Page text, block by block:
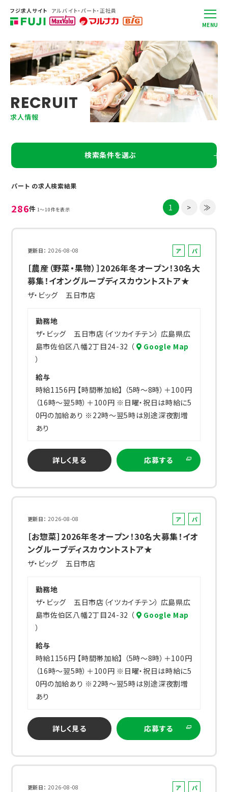
MENU
フジ求人サイト アルバイト・パート・正社員
RECRUIT
求人情報
検索条件を選ぶ
パート の求人検索結果
286件 1～10件を表示 1 > ≫
更新日 2026-08-08
ア
バ
イ
パ
ト
［農産（野菜・果物）］2026年冬オープン！30名大
募集！イオングループディスカウントストア★
ザ・ビッグ 五日市店
勤務地
ザ・ビッグ 五日市店（イツカイチテン） 広島県広
島市佐伯区八幡2丁目24-32 （
Google Map
）
給与
時給1156円 【時間帯加給】 （5時～8時）＋100円
（16時～翌5時）＋100円 ※日曜・祝日は時給に5
0円の加給あり ※22時～翌5時は別途深夜割増
あり
詳しく見る 応募する
更新日 2026-08-08
ア
バ
パ
ト
［お惣菜］2026年冬オープン！30名大募集！イオ
ングループディスカウントストア★
ザ・ビッグ 五日市店
勤務地
ザ・ビッグ 五日市店（イツカイチテン） 広島県広
島市佐伯区八幡2丁目24-32 （
Google Map
）
給与
時給1156円 【時間帯加給】 （5時～8時）＋100円
（16時～翌5時）＋100円 ※日曜・祝日は時給に5
0円の加給あり ※22時～翌5時は別途深夜割増
あり
詳しく見る 応募する
更新日 2026-08-08
ア
パ